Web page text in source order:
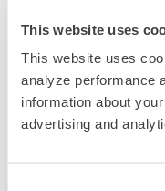
This website uses
This website uses
analyze performance
information about
advertising and